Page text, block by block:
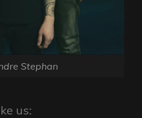
Stephan
us: